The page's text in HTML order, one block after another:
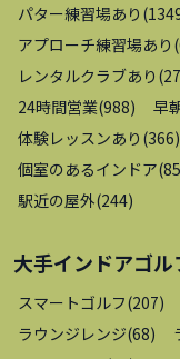
パター練習場あり (
アプローチ練習場あり (
レンタルクラブあり (
24時間営業(988) 早
体験レッスンあり (366)
個室のあるインドア(
駅近の屋外(244)
大手インドアゴ
スマートゴルフ(207)
ラウンジレンジ(68)